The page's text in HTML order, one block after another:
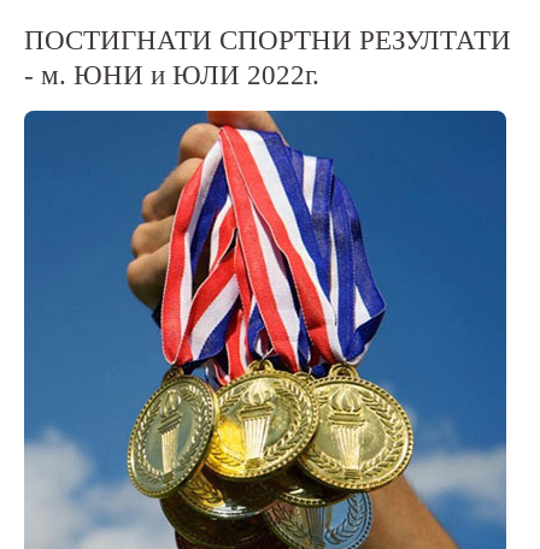
ДЗИ
НВО
ПОПРАВИТЕЛНА СЕСИЯ
ПРИЕМ НСА
ЕЛЕКТРОНЕН ДНЕВНИК
ОБЩЕЖИТИЕ
УЧЕБНИЦИ
СТИПЕНДИИ
ДИСТАНЦИОННО ОБУЧЕНИЕ
ОБРАЗЦИ НА ДОКУМЕНТИ
УЧЕНИЧЕСКИ УНИФОРМИ
СПОРТНА АКРОБАТИКА
БАСКЕТБОЛ
БОКС
БОРБА
ВОЛЕЙБОЛ
ПОСТИГНАТИ СПОРТНИ РЕЗУЛТАТИ
- м. ЮНИ и ЮЛИ 2022г.